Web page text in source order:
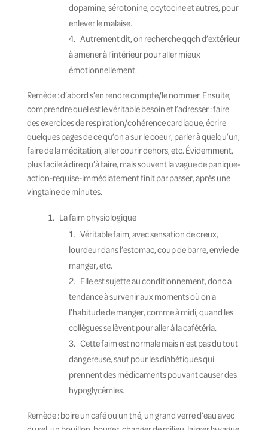
dopamine, sérotonine, ocytocine et autres, pour
enlever le malaise.
Autrement dit, on recherche qqch d’extérieur
à amener à l’intérieur pour aller mieux
émotionnellement.
Remède : d’abord s’en rendre compte/le nommer. Ensuite,
comprendre quel est le véritable besoin et l’adresser : faire
des exercices de respiration/cohérence cardiaque, écrire
quelques pages de ce qu’on a sur le coeur, parler à quelqu’un,
faire de la méditation, aller courir dehors, etc. Évidemment,
plus facile à dire qu’à faire, mais souvent la vague de panique-
action-requise-immédiatement finit par passer, après une
vingtaine de minutes.
La faim physiologique
Véritable faim, avec sensation de creux,
lourdeur dans l’estomac, coup de barre, envie de
manger, etc.
Elle est sujette au conditionnement, donc a
tendance à survenir aux moments où on a
l’habitude de manger, comme à midi, quand les
collègues se lèvent pour aller à la cafétéria.
Cette faim est normale mais n’est pas du tout
dangereuse, sauf pour les diabétiques qui
prennent des médicaments pouvant causer des
hypoglycémies.
Remède : boire un café ou un thé, un grand verre d’eau avec